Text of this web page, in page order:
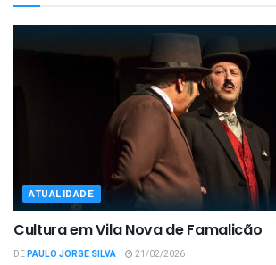
ATUALIDADE
Cultura em Vila Nova de Famalicão
DEPAULO JORGE SILVA 21/02/2026